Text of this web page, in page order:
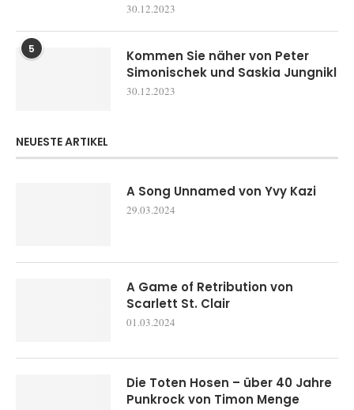
30.12.2023
5
Kommen Sie näher von Peter
Simonischek und Saskia Jungnikl
30.12.2023
NEUESTE ARTIKEL
A Song Unnamed von Yvy Kazi
29.03.2024
A Game of Retribution von
Scarlett St. Clair
01.03.2024
Die Toten Hosen – über 40 Jahre
Punkrock von Timon Menge